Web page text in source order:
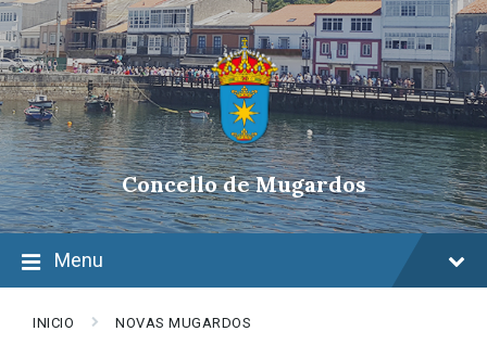
Skip
to
content
Skip
to
main
navigation
Skip
to
footer
Concello de Mugardos
Menu
INICIO NOVAS MUGARDOS